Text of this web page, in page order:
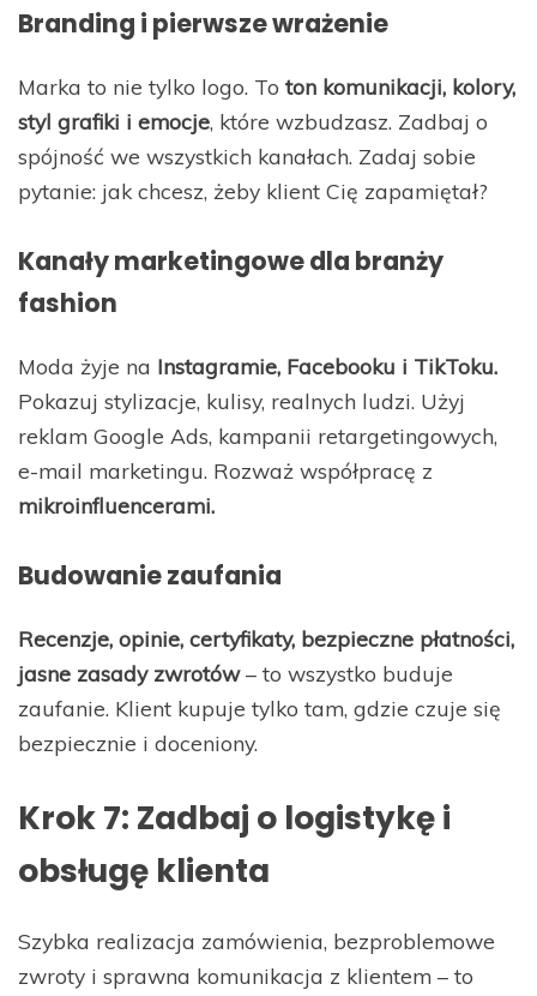
Branding i pierwsze wrażenie
Marka to nie tylko logo. To ton komunikacji, kolory,
styl grafiki i emocje, które wzbudzasz. Zadbaj o
spójność we wszystkich kanałach. Zadaj sobie
pytanie: jak chcesz, żeby klient Cię zapamiętał?
Kanały marketingowe dla branży
fashion
Moda żyje na Instagramie, Facebooku i TikToku.
Pokazuj stylizacje, kulisy, realnych ludzi. Użyj
reklam Google Ads, kampanii retargetingowych,
e-mail marketingu. Rozważ współpracę z
mikroinfluencerami.
Budowanie zaufania
Recenzje, opinie, certyfikaty, bezpieczne płatności,
jasne zasady zwrotów– to wszystko buduje
zaufanie. Klient kupuje tylko tam, gdzie czuje się
bezpiecznie i doceniony.
Krok 7: Zadbaj o logistykę i
obsługę klienta
Szybka realizacja zamówienia, bezproblemowe
zwroty i sprawna komunikacja z klientem – to